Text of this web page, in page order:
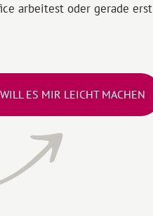
arbeitest oder gerade erst
ES MIR LEICHT MACHEN